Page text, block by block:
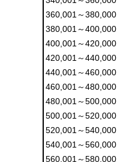
360,001～380,000
380,001～400,000
400,001～420,000
420,001～440,000
440,001～460,000
460,001～480,000
480,001～500,000
500,001～520,000
520,001～540,000
540,001～560,000
560,001～580,000